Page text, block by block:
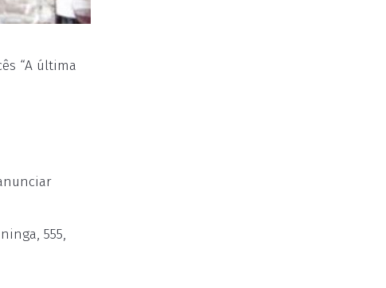
“A última
555,